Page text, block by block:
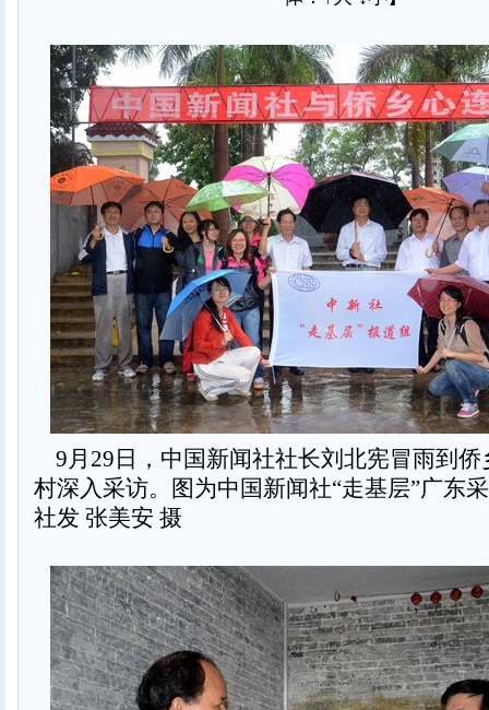
9月29日，中国新闻社社长刘北宪冒雨到侨
村深入采访。图为中国新闻社“走基层”广东
社发 张美安 摄